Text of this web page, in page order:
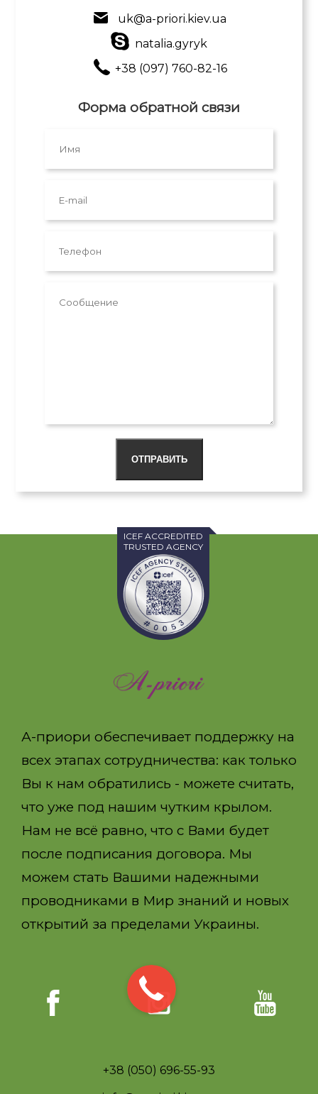
uk@a-priori.kiev.ua
natalia.gyryk
+38 (097) 760-82-16
Форма обратной связи
ОТПРАВИТЬ
ICEF ACCREDITED
TRUSTED AGENCY
А-приори обеспечивает поддержку на
всех этапах сотрудничества: как только
Вы к нам обратились - можете считать,
что уже под нашим чутким крылом.
Нам не всё равно, что с Вами будет
после подписания договора. Мы
можем стать Вашими надежными
проводниками в Мир знаний и новых
открытий за пределами Украины.
+38 (050) 696-55-93